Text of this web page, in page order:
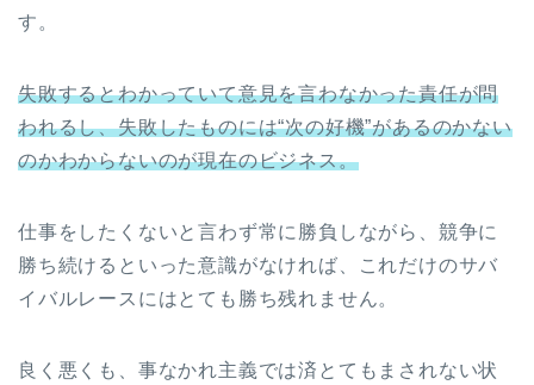
す。
失敗するとわかっていて意見を言わなかった責任が問
われるし、失敗したものには“次の好機”があるのかない
のかわからないのが現在のビジネス。
仕事をしたくないと言わず常に勝負しながら、競争に
勝ち続けるといった意識がなければ、これだけのサバ
イバルレースにはとても勝ち残れません。
良く悪くも、事なかれ主義では済とてもまされない状